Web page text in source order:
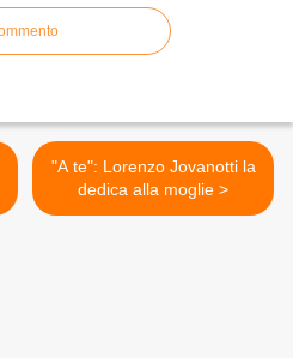
"A te": Lorenzo Jovanotti la
dedica alla moglie >